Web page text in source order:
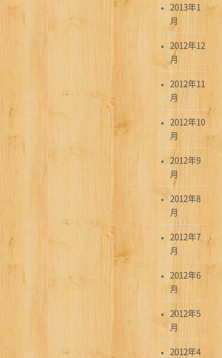
2013年1
月
2012年12
月
2012年11
月
2012年10
月
2012年9
月
2012年8
月
2012年7
月
2012年6
月
2012年5
月
2012年4